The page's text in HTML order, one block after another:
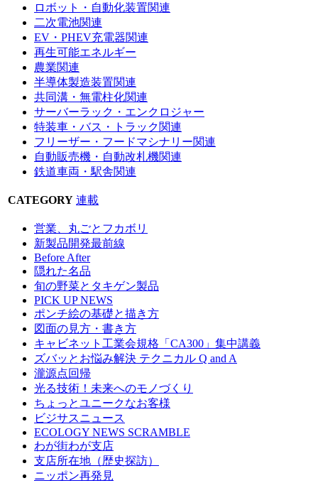
ロボット・自動化装置関連
二次電池関連
EV・PHEV充電器関連
再生可能エネルギー
農業関連
半導体製造装置関連
共同溝・無電柱化関連
サーバーラック・エンクロジャー
特装車・バス・トラック関連
フリーザー・フードマシナリー関連
自動販売機・自動改札機関連
鉄道車両・駅舎関連
CATEGORY 連載
営業、丸ごとフカボリ
新製品開発最前線
Before After
隠れた名品
旬の野菜とタキゲン製品
PICK UP NEWS
ポンチ絵の基礎と描き方
図面の見方・書き方
キャビネット工業会規格「CA300」集中講義
ズバッとお悩み解決 テクニカル Q and A
瀧源点回帰
光る技術！未来へのモノづくり
ちょっとユニークなお客様
ビジサスニュース
ECOLOGY NEWS SCRAMBLE
わが街わが支店
支店所在地（歴史探訪）
ニッポン再発見